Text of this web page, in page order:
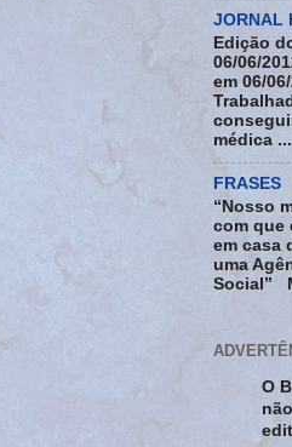
JORNAL
Edição
06/06/
em 06/
médica ...
FRASES
“Nosso
com que
em casa
uma
Social”
O